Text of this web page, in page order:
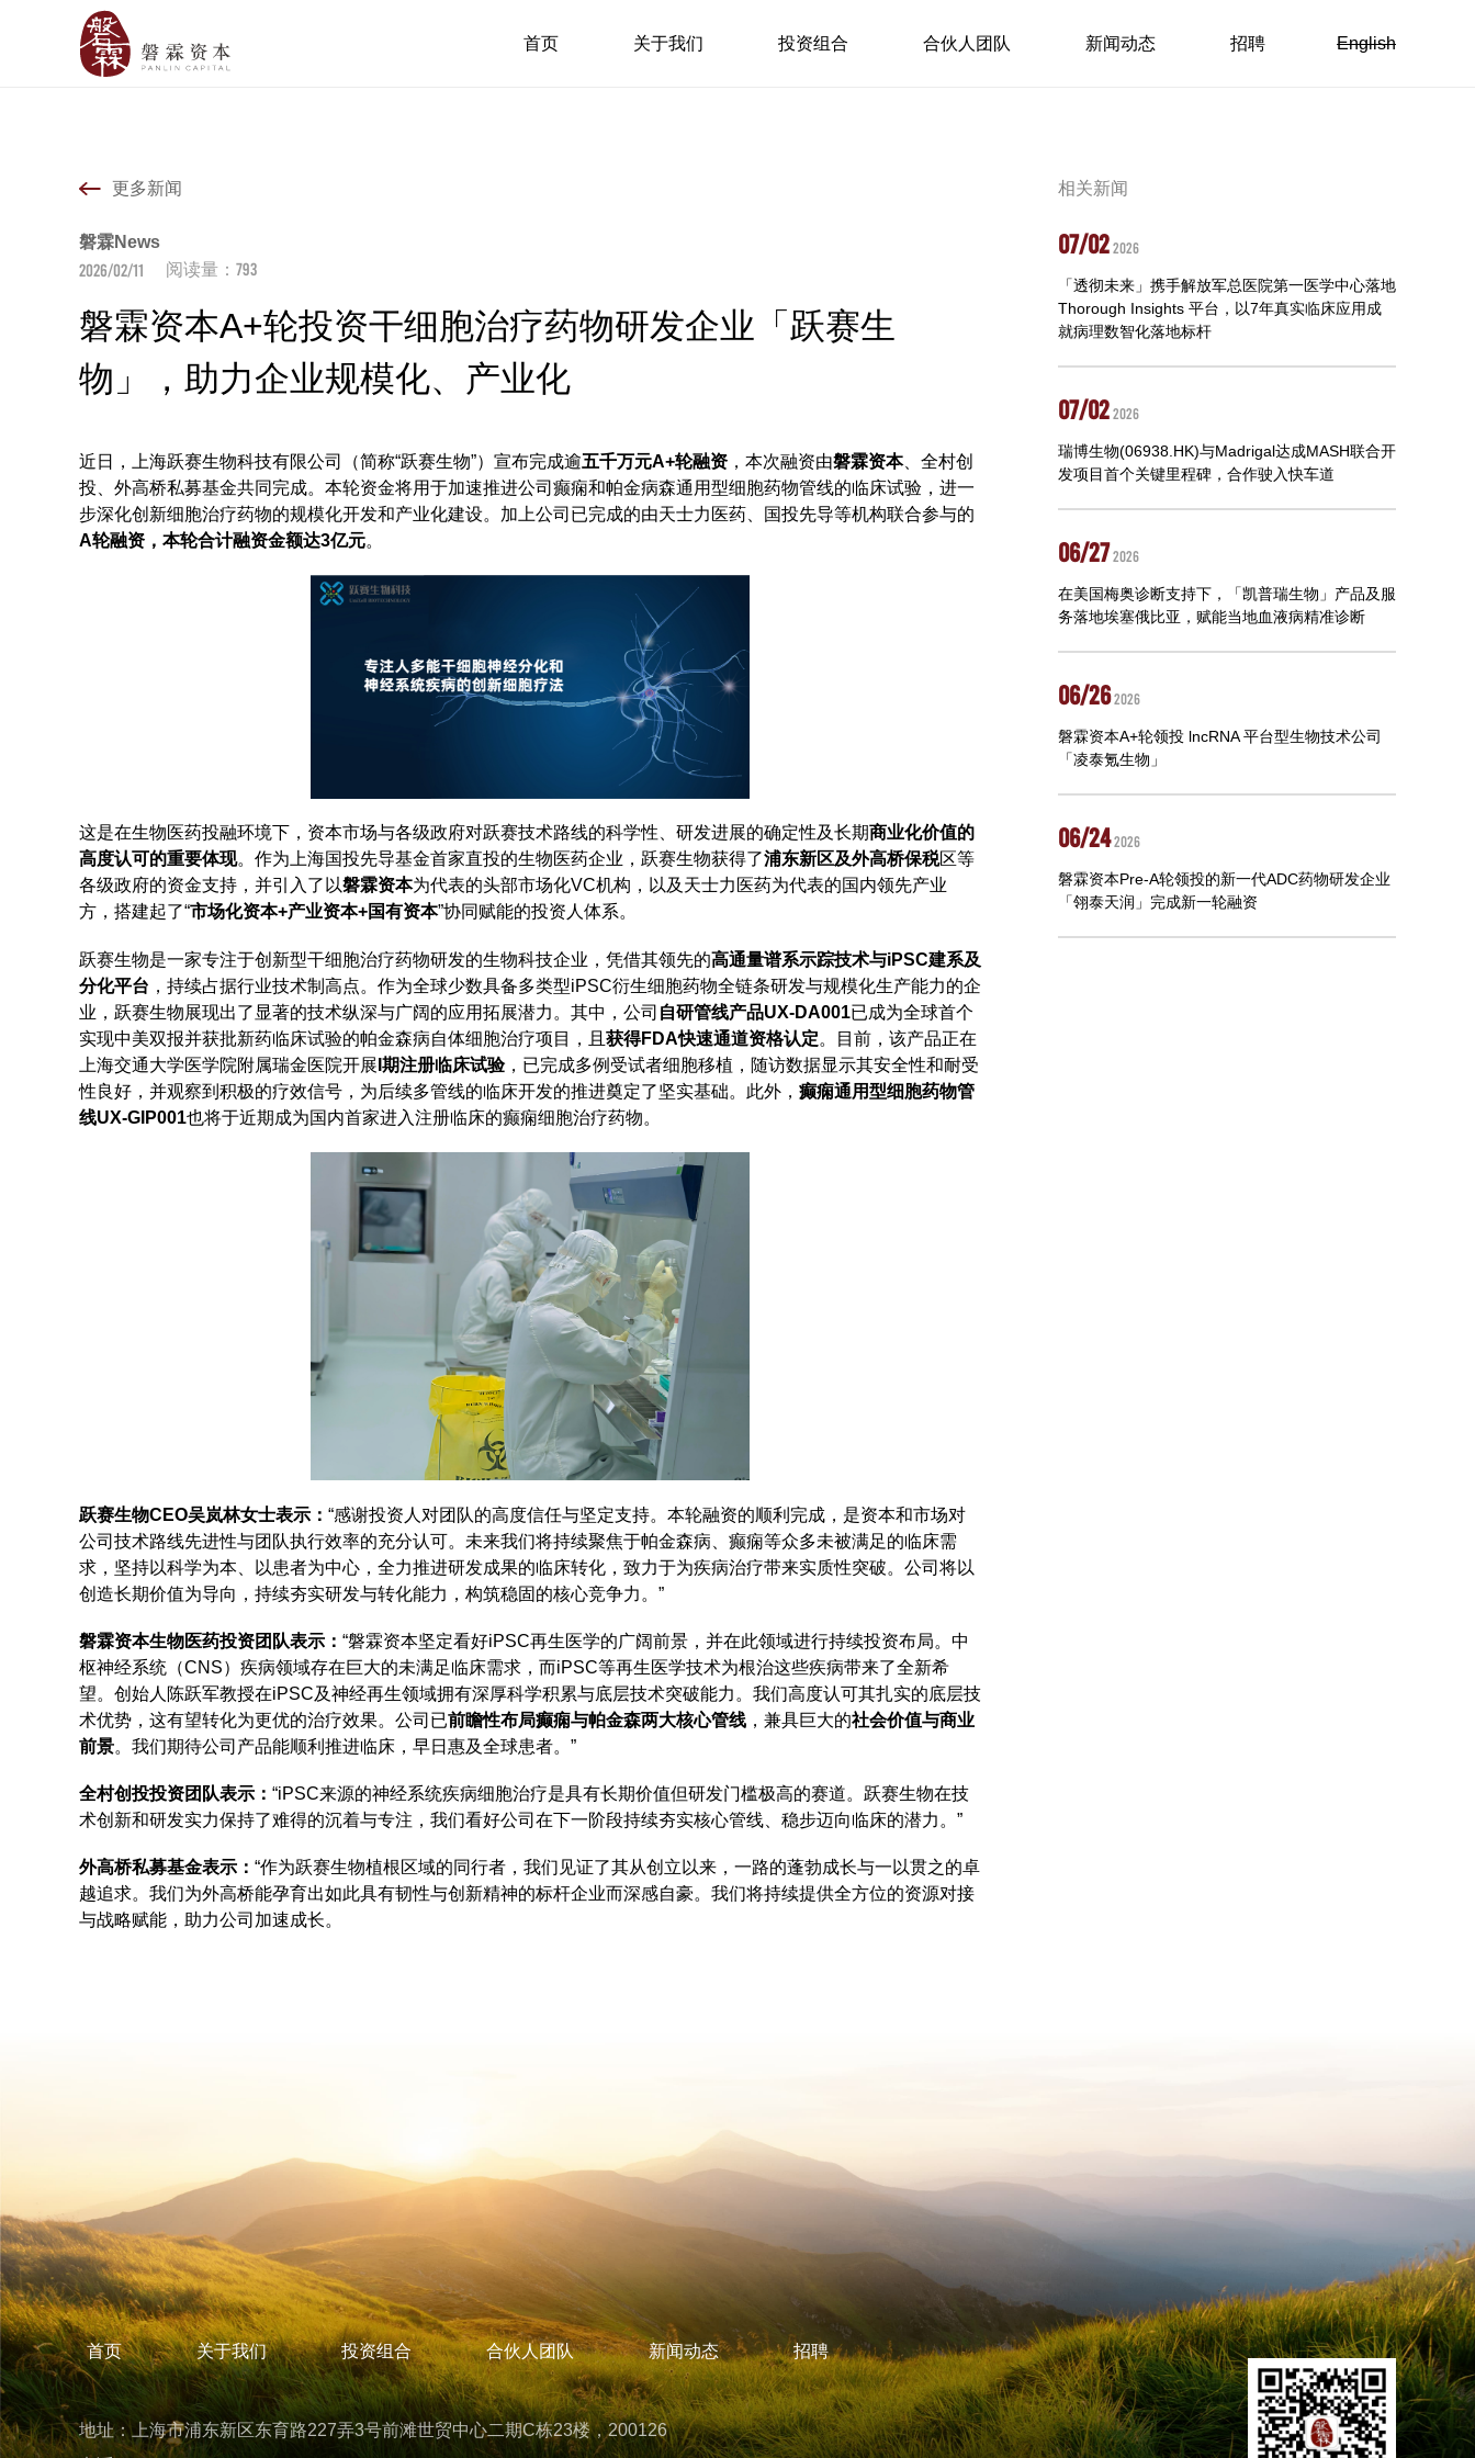
English
首页 关于我们 投资组合 合伙人团队 新闻动态 招聘
更多新闻
磐霖News
2026/02/11 阅读量： 793
磐霖资本A+轮投资干细胞治疗药物研发企业「跃赛生
物」，助力企业规模化、产业化
近日，上海跃赛生物科技有限公司（简称“跃赛生物”）宣布完成逾‌五千万元A+轮融资 ，本次融资由磐霖资本、全村创
投、外高桥私募基金共同完成。本轮资金将用于加速推进公司癫痫和帕金病森通用型细胞药物管线的临床试验，进一
步深化创新细胞治疗药物的规模化开发和产业化建设。加上公司已完成的由天士力医药、国投先导等机构联合参与的
A轮融资，本轮合计融资金额达3亿元。
这是在生物医药投融环境下，资本市场与各级政府对跃赛技术路线的科学性、研发进展的确定性及长期商业化价值的
高度认可的重要体现。作为上海国投先导基金首家直投的生物医药企业，跃赛生物获得了浦东新区及外高桥保税区等
各级政府的资金支持，并引入了以磐霖资本为代表的头部市场化VC机构，以及天士力医药为代表的国内领先产业
方，搭建起了“市场化资本+产业资本+国有资本”协同赋能的投资人体系。
跃赛生物是一家专注于创新型干细胞治疗药物研发的生物科技企业，凭借其领先的高通量谱系示踪技术与iPSC建系及
分化平台 ，持续占据行业技术制高点。作为全球少数具备多类型iPSC衍生细胞药物全链条研发与规模化生产能力的企
业，跃赛生物展现出了显著的技术纵深与广阔的应用拓展潜力。其中，公司 自研管线产品UX-DA001已成为全球首个
实现中美双报并获批新药临床试验的帕金森病自体细胞治疗项目，且 获得FDA快速通道资格认定。目前，该产品正在
上海交通大学医学院附属瑞金医院开展 I期注册临床试验，已完成多例受试者细胞移植，随访数据显示其安全性和耐受
性良好，并观察到积极的疗效信号，为后续多管线的临床开发的推进奠定了坚实基础。此外， 癫痫通用型细胞药物管
线UX-GIP001也将于近期成为国内首家进入注册临床的癫痫细胞治疗药物。
跃赛生物CEO吴岚林女士表示： “感谢投资人对团队的高度信任与坚定支持。本轮融资的顺利完成，是资本和市场对
公司技术路线先进性与团队执行效率的充分认可。未来我们将持续聚焦于帕金森病、癫痫等众多未被满足的临床需
求，坚持以科学为本、以患者为中心，全力推进研发成果的临床转化，致力于为疾病治疗带来实质性突破。公司将以
创造长期价值为导向，持续夯实研发与转化能力，构筑稳固的核心竞争力。”
磐霖资本生物医药投资团队表示： “磐霖资本坚定看好iPSC再生医学的广阔前景，并在此领域进行持续投资布局。中
枢神经系统（CNS）疾病领域存在巨大的未满足临床需求，而iPSC等再生医学技术为根治这些疾病带来了全新希
望。创始人陈跃军教授在iPSC及神经再生领域拥有深厚科学积累与底层技术突破能力。我们高度认可其扎实的底层技
术优势，这有望转化为更优的治疗效果。公司已前瞻性布局癫痫与帕金森两大核心管线 ，兼具巨大的社会价值与商业
前景。我们期待公司产品能顺利推进临床，早日惠及全球患者。”
全村创投投资团队表示： “iPSC来源的神经系统疾病细胞治疗是具有长期价值但研发门槛极高的赛道。跃赛生物在技
术创新和研发实力保持了难得的沉着与专注，我们看好公司在下一阶段持续夯实核心管线、稳步迈向临床的潜力。”
外高桥私募基金表示： “作为跃赛生物植根区域的同行者，我们见证了其从创立以来，一路的蓬勃成长与一以贯之的卓
越追求。我们为外高桥能孕育出如此具有韧性与创新精神的标杆企业而深感自豪。我们将持续提供全方位的资源对接
与战略赋能，助力公司加速成长。
相关新闻
07/022026
「透彻未来」携手解放军总医院第一医学中心落地
Thorough Insights 平台，以7年真实临床应用成
就病理数智化落地标杆
07/022026
瑞博生物(06938.HK)与Madrigal达成MASH联合开
发项目首个关键里程碑，合作驶入快车道
06/272026
在美国梅奥诊断支持下，「凯普瑞生物」产品及服
务落地埃塞俄比亚，赋能当地血液病精准诊断
06/262026
磐霖资本A+轮领投 lncRNA 平台型生物技术公司
「凌泰氪生物」
06/242026
磐霖资本Pre-A轮领投的新一代ADC药物研发企业
「翎泰天润」完成新一轮融资
首页 关于我们 投资组合 合伙人团队 新闻动态 招聘
地址：上海市浦东新区东育路227弄3号前滩世贸中心二期C栋23楼，200126